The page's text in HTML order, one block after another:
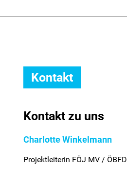
Kontakt
Kontakt zu uns
Charlotte Winkelmann
Projektleiterin FÖJ MV / ÖBFD